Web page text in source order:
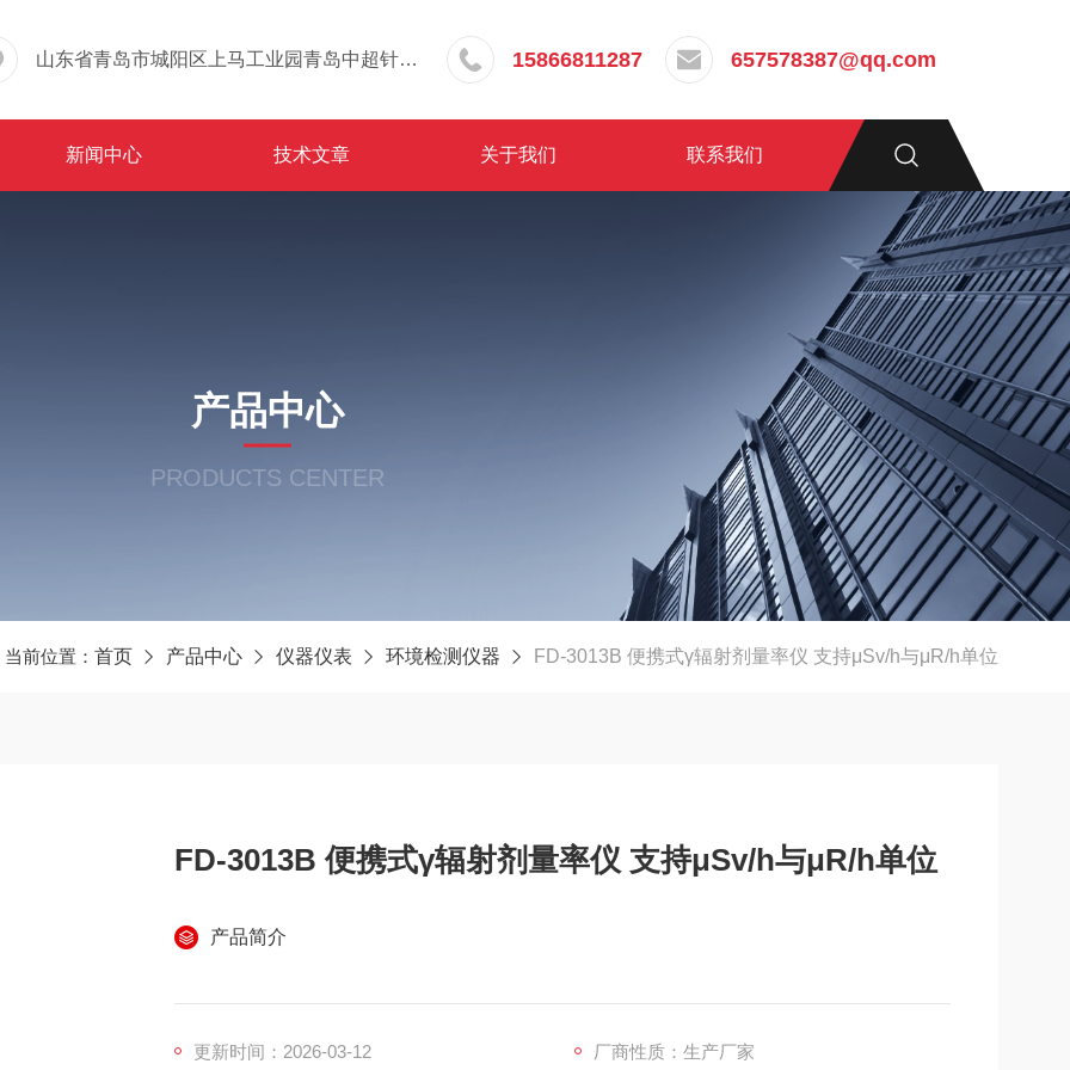
山东省青岛市城阳区上马工业园青岛中超针织有限公司院内东办公楼三层 15866811287 657578387@qq.com
新闻中心 技术文章 关于我们 联系我们
产品中心
PRODUCTS CENTER
当前位置： 首页 产品中心 仪器仪表 环境检测仪器 FD-3013B 便携式γ辐射剂量率仪 支持μSv/h与μR/h单位
FD-3013B 便携式γ辐射剂量率仪 支持μSv/h与μR/h单位
产品简介
更新时间：2026-03-12 厂商性质：生产厂家